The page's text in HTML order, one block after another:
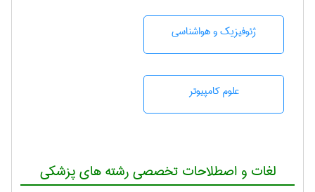
ژئوفيزيك و هواشناسی
علوم کامپیوتر
لغات و اصطلاحات تخصصی رشته های پزشکی